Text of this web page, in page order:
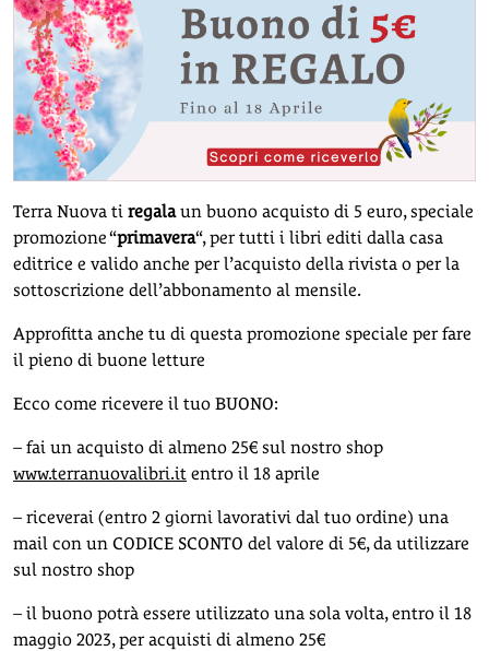
Terra Nuova ti regalaun buono acquisto di 5 euro, speciale
promozione “primavera“, per tutti i libri editi dalla casa
editrice e valido anche per l’acquisto della rivista o per la
sottoscrizione dell’abbonamento al mensile.
Approfitta anche tu di questa promozione speciale per fare
il pieno di buone letture
Ecco come ricevere il tuo BUONO:
– fai un acquisto di almeno 25€ sul nostro shop
www.terranuovalibri.it entro il 18 aprile
– riceverai (entro 2 giorni lavorativi dal tuo ordine) una
mail con un CODICE SCONTO del valore di 5€, da utilizzare
sul nostro shop
– il buono potrà essere utilizzato una sola volta, entro il 18
maggio 2023, per acquisti di almeno 25€